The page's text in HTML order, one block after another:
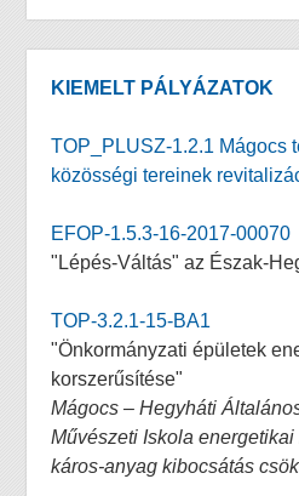
KIEMELT PÁLYÁZATOK
TOP_PLUSZ-1.2.1 Mágocs
közösségi tereinek
EFOP-1.5.3-16-2017-00070
"Lépés-Váltás" az Észak-
TOP-3.2.1-15-BA1
"Önkormányzati épületek
korszerűsítése"
Mágocs – Hegyháti
Művészeti Iskola
káros-anyag kibocsátás